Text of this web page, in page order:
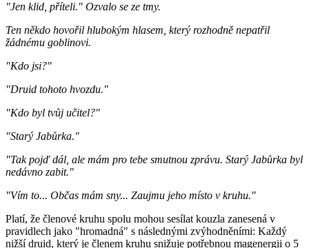
"Jen klid, příteli." Ozvalo se ze tmy.
Ten někdo hovořil hlubokým hlasem, který rozhodně nepatřil
žádnému goblinovi.
"Kdo jsi?"
"Druid tohoto hvozdu."
"Kdo byl tvůj učitel?"
"Starý Jabůrka."
"Tak pojď dál, ale mám pro tebe smutnou zprávu. Starý Jabůrka byl
nedávno zabit."
"Vím to... Občas mám sny... Zaujmu jeho místo v kruhu."
Platí, že členové kruhu spolu mohou sesílat kouzla zanesená v
pravidlech jako "hromadná" s následnými zvýhodněními: Každý
nižší druid, který je členem kruhu snižuje potřebnou magenergii o 5